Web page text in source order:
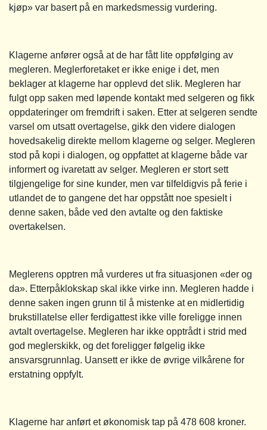
kjøp» var basert på en markedsmessig vurdering.
Klagerne anfører også at de har fått lite oppfølging av
megleren. Meglerforetaket er ikke enige i det, men
beklager at klagerne har opplevd det slik. Megleren har
fulgt opp saken med løpende kontakt med selgeren og fikk
oppdateringer om fremdrift i saken. Etter at selgeren sendte
varsel om utsatt overtagelse, gikk den videre dialogen
hovedsakelig direkte mellom klagerne og selger. Megleren
stod på kopi i dialogen, og oppfattet at klagerne både var
informert og ivaretatt av selger. Megleren er stort sett
tilgjengelige for sine kunder, men var tilfeldigvis på ferie i
utlandet de to gangene det har oppstått noe spesielt i
denne saken, både ved den avtalte og den faktiske
overtakelsen.
Meglerens opptren må vurderes ut fra situasjonen «der og
da». Etterpåklokskap skal ikke virke inn. Megleren hadde i
denne saken ingen grunn til å mistenke at en midlertidig
brukstillatelse eller ferdigattest ikke ville foreligge innen
avtalt overtagelse. Megleren har ikke opptrådt i strid med
god meglerskikk, og det foreligger følgelig ikke
ansvarsgrunnlag. Uansett er ikke de øvrige vilkårene for
erstatning oppfylt.
Klagerne har anført et økonomisk tap på 478 608 kroner.